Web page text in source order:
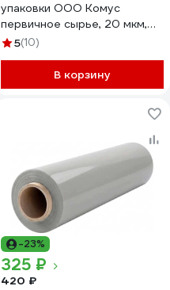
упаковки ООО Комус
первичное сырье, 20 мкм,
12,5 см, 125 м, 0,29 кг нетто,
5(10)
В корзину
-23%
325 ₽
420 ₽